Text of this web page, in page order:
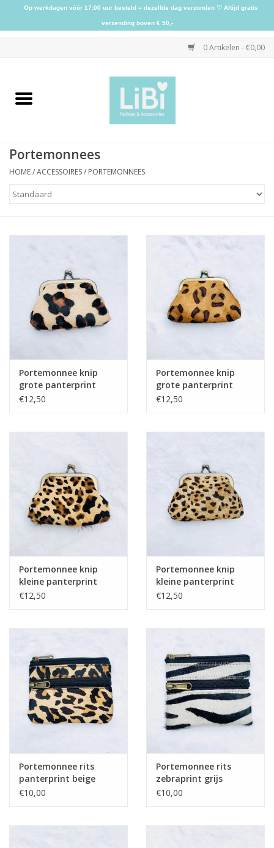
0 Artikelen - €0,00
Home
Schoenen
Sieraden
Home deco
Herensokken
Portemonnees
HOME/ACCESSOIRES/ PORTEMONNEES
Portemonnee knip
grote panterprint
beige
€12,50
Portemonnee knip
grote panterprint
camel
€12,50
Portemonnee knip
kleine panterprint
camel
€12,50
Portemonnee knip
kleine panterprint
beige
€12,50
Portemonnee rits
panterprint beige
€10,00
Portemonnee rits
zebraprint grijs
€10,00
Op werkdagen vóór 17:00 uur besteld = dezelfde dag verzonden ♡ Altijd gratis
verzending boven € 50,-